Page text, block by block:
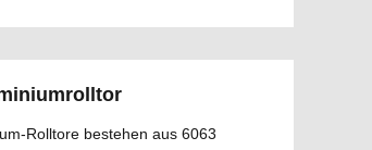
Rolltore bestehen aus 6063